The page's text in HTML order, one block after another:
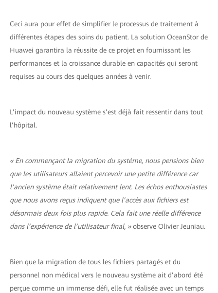
Ceci aura pour effet de simplifier le processus de traitement à
différentes étapes des soins du patient. La solution OceanStor de
Huawei garantira la réussite de ce projet en fournissant les
performances et la croissance durable en capacités qui seront
requises au cours des quelques années à venir.
L’impact du nouveau système s’est déjà fait ressentir dans tout
l’hôpital.
« En commençant la migration du système, nous pensions bien
que les utilisateurs allaient percevoir une petite différence car
l’ancien système était relativement lent. Les échos enthousiastes
que nous avons reçus indiquent que l’accès aux fichiers est
désormais deux fois plus rapide. Cela fait une réelle différence
dans l’expérience de l’utilisateur final, »observe Olivier Jeuniau.
Bien que la migration de tous les fichiers partagés et du
personnel non médical vers le nouveau système ait d’abord été
perçue comme un immense défi, elle fut réalisée avec un temps